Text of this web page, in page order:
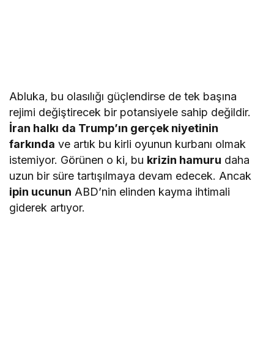
Abluka, bu olasılığı güçlendirse de tek başına
rejimi değiştirecek bir potansiyele sahip değildir.
İran halkı da Trump’ın gerçek niyetinin
farkında ve artık bu kirli oyunun kurbanı olmak
istemiyor. Görünen o ki, bu krizin hamuru daha
uzun bir süre tartışılmaya devam edecek. Ancak
ipin ucunun ABD’nin elinden kayma ihtimali
giderek artıyor.